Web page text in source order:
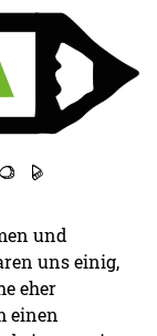
und
uns einig,
eher
einen